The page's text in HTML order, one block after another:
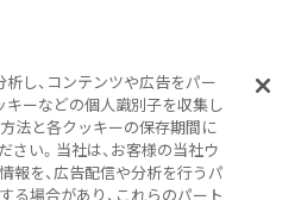
析し、コンテンツや広告をパー
キーなどの個人識別子を収集し
法と各クッキーの保存期間に
さい。当社は、お客様の当社ウ
報を、広告配信や分析を行うパ
る場合があり、これらのパート